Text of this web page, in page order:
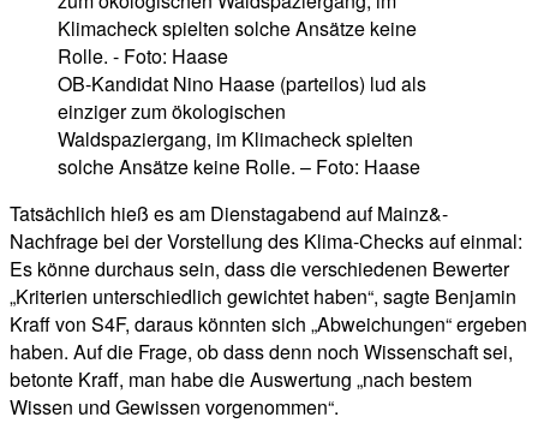
OB-Kandidat Nino Haase (parteilos) lud als
einziger zum ökologischen
Waldspaziergang, im Klimacheck spielten
solche Ansätze keine Rolle. – Foto: Haase
Tatsächlich hieß es am Dienstagabend auf Mainz&-
Nachfrage bei der Vorstellung des Klima-Checks auf einmal:
Es könne durchaus sein, dass die verschiedenen Bewerter
„Kriterien unterschiedlich gewichtet haben“, sagte Benjamin
Kraff von S4F, daraus könnten sich „Abweichungen“ ergeben
haben. Auf die Frage, ob dass denn noch Wissenschaft sei,
betonte Kraff, man habe die Auswertung „nach bestem
Wissen und Gewissen vorgenommen“.